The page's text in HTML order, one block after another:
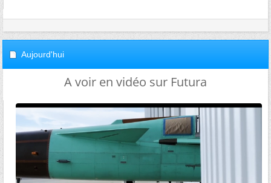
Aujourd'hui
A voir en vidéo sur Futura